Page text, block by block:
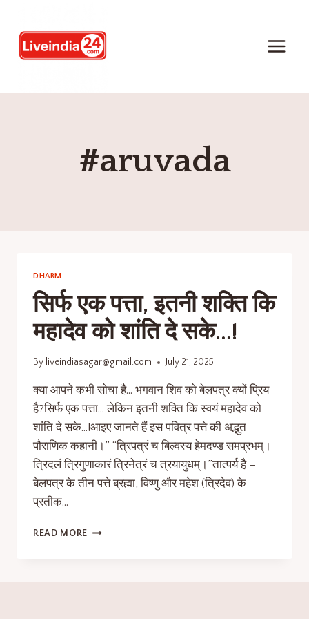
#aruvada
DHARM
सिर्फ एक पत्ता, इतनी शक्ति कि
महादेव को शांति दे सके…!
By liveindiasagar@gmail.com July 21, 2025
क्या आपने कभी सोचा है… भगवान शिव को बेलपत्र क्यों प्रिय
है?सिर्फ एक पत्ता… लेकिन इतनी शक्ति कि स्वयं महादेव को
शांति दे सके…!आइए जानते हैं इस पवित्र पत्ते की अद्भुत
पौराणिक कहानी।” “त्रिपत्रं च बिल्वस्य हेमदण्ड समप्रभम्।
त्रिदलं त्रिगुणाकारं त्रिनेत्रं च त्रयायुधम्।”तात्पर्य है –
बेलपत्र के तीन पत्ते ब्रह्मा, विष्णु और महेश (त्रिदेव) के
प्रतीक…
READ MORE